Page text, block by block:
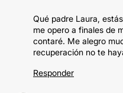
Qué padre Laura,
me opero a finales de
contaré. Me alegro
recuperación no te
Responder